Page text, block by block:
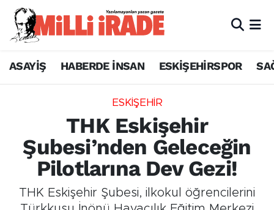
ASAYİŞ HABERDE İNSAN ESKİŞEHİRSPOR
ESKİŞEHİR
THK Eskişehir
Şubesi’nden Geleceğin
Pilotlarına Dev Gezi!
THK Eskişehir Şubesi, ilkokul öğrencilerini